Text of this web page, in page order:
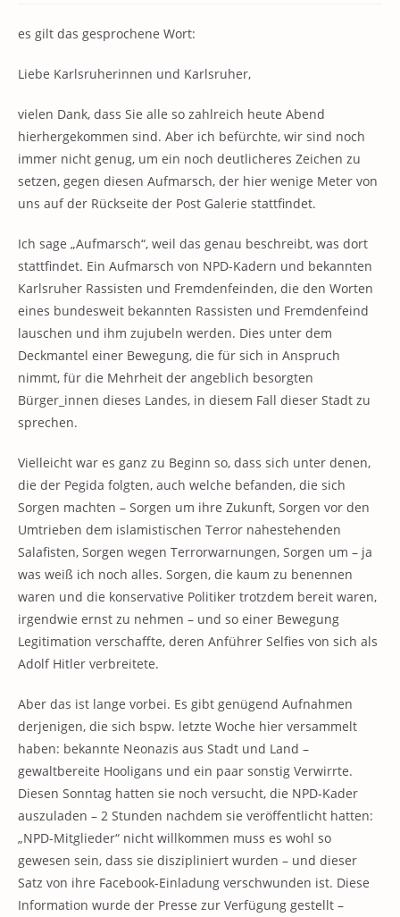
es gilt das gesprochene Wort:
Liebe Karlsruherinnen und Karlsruher,
vielen Dank, dass Sie alle so zahlreich heute Abend
hierhergekommen sind. Aber ich befürchte, wir sind noch
immer nicht genug, um ein noch deutlicheres Zeichen zu
setzen, gegen diesen Aufmarsch, der hier wenige Meter von
uns auf der Rückseite der Post Galerie stattfindet.
Ich sage „Aufmarsch“, weil das genau beschreibt, was dort
stattfindet. Ein Aufmarsch von NPD-Kadern und bekannten
Karlsruher Rassisten und Fremdenfeinden, die den Worten
eines bundesweit bekannten Rassisten und Fremdenfeind
lauschen und ihm zujubeln werden. Dies unter dem
Deckmantel einer Bewegung, die für sich in Anspruch
nimmt, für die Mehrheit der angeblich besorgten
Bürger_innen dieses Landes, in diesem Fall dieser Stadt zu
sprechen.
Vielleicht war es ganz zu Beginn so, dass sich unter denen,
die der Pegida folgten, auch welche befanden, die sich
Sorgen machten – Sorgen um ihre Zukunft, Sorgen vor den
Umtrieben dem islamistischen Terror nahestehenden
Salafisten, Sorgen wegen Terrorwarnungen, Sorgen um – ja
was weiß ich noch alles. Sorgen, die kaum zu benennen
waren und die konservative Politiker trotzdem bereit waren,
irgendwie ernst zu nehmen – und so einer Bewegung
Legitimation verschaffte, deren Anführer Selfies von sich als
Adolf Hitler verbreitete.
Aber das ist lange vorbei. Es gibt genügend Aufnahmen
derjenigen, die sich bspw. letzte Woche hier versammelt
haben: bekannte Neonazis aus Stadt und Land –
gewaltbereite Hooligans und ein paar sonstig Verwirrte.
Diesen Sonntag hatten sie noch versucht, die NPD-Kader
auszuladen – 2 Stunden nachdem sie veröffentlicht hatten:
„NPD-Mitglieder“ nicht willkommen muss es wohl so
gewesen sein, dass sie diszipliniert wurden – und dieser
Satz von ihre Facebook-Einladung verschwunden ist. Diese
Information wurde der Presse zur Verfügung gestellt –